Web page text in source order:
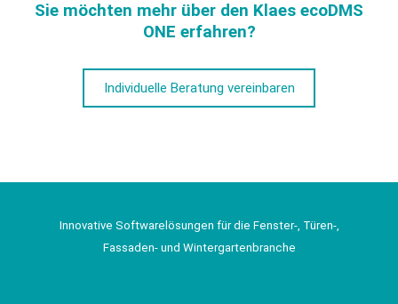
Sie möchten mehr über den Klaes ecoDMS
ONE erfahren?
Individuelle Beratung vereinbaren
Innovative Softwarelösungen für die Fenster-, Türen-,
Fassaden- und Wintergartenbranche